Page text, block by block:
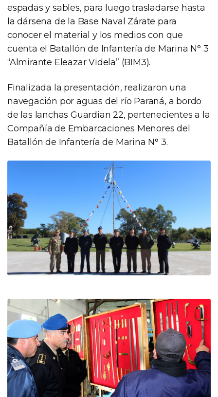
espadas y sables, para luego trasladarse hasta
la dársena de la Base Naval Zárate para
conocer el material y los medios con que
cuenta el Batallón de Infantería de Marina N° 3
“Almirante Eleazar Videla” (BIM3).
Finalizada la presentación, realizaron una
navegación por aguas del río Paraná, a bordo
de las lanchas Guardian 22, pertenecientes a la
Compañía de Embarcaciones Menores del
Batallón de Infantería de Marina N° 3.